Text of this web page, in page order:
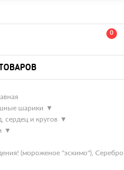
0
шарики ▼
сердец и кругов ▼
▼
(мороженое "эскимо"),